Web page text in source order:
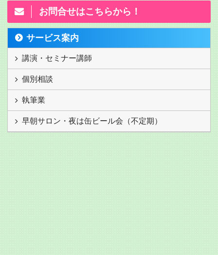
お問合せはこちらから！
サービス案内
講演・セミナー講師
個別相談
執筆業
早朝サロン・夜は缶ビール会（不定期）